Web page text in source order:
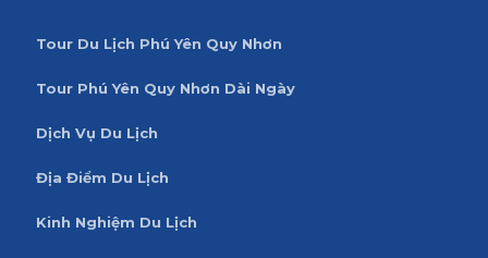
Tour Du Lịch Phú Yên Quy Nhơn
Tour Phú Yên Quy Nhơn Dài Ngày
Dịch Vụ Du Lịch
Địa Điểm Du Lịch
Kinh Nghiệm Du Lịch